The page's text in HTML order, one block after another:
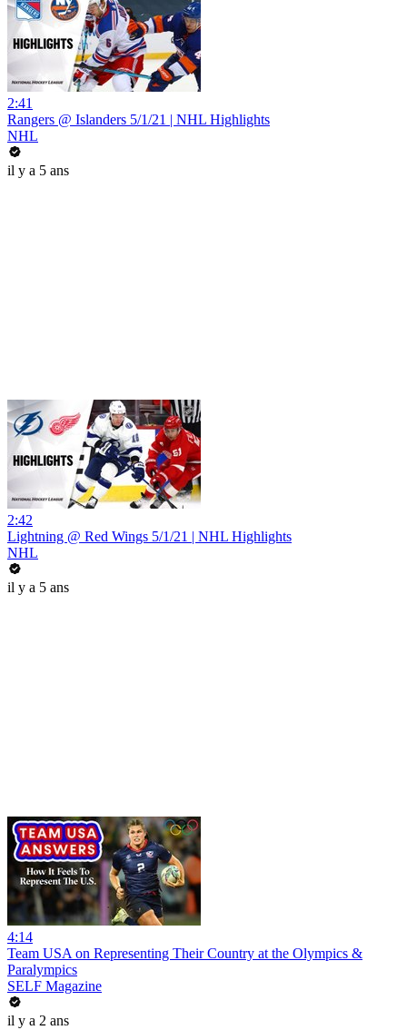
2:41
Rangers @ Islanders 5/1/21 | NHL Highlights
NHL
il y a 5 ans
2:42
Lightning @ Red Wings 5/1/21 | NHL Highlights
NHL
il y a 5 ans
4:14
Team USA on Representing Their Country at the Olympics &
Paralympics
SELF Magazine
il y a 2 ans